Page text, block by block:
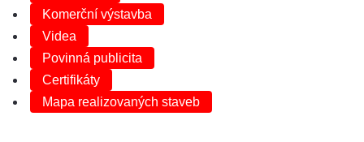
Komerční výstavba
Videa
Povinná publicita
Certifikáty
Mapa realizovaných staveb